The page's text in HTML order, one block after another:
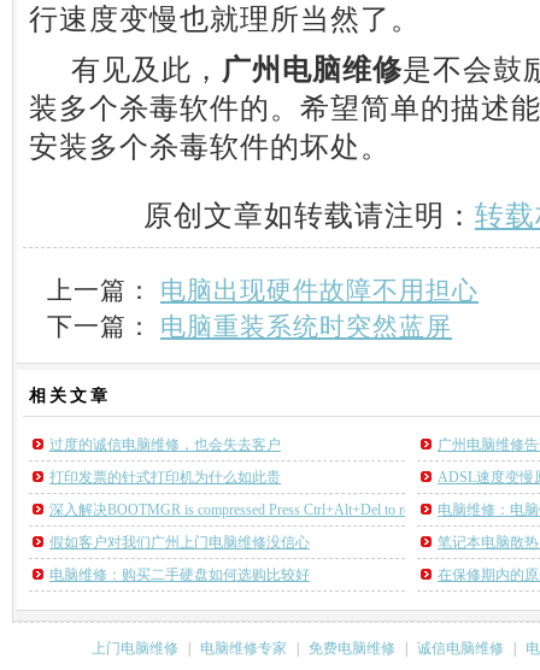
行速度变慢也就理所当然了。
有见及此， 广州电脑维修是不会鼓
装多个杀毒软件的。希望简单的描述
安装多个杀毒软件的坏处。
原创文章如转载请注明： 转
上一篇： 电脑出现硬件故障不用担心
下一篇： 电脑重装系统时突然蓝屏
相关 文章
过度的诚信电脑维修，也会失去客户
广州电脑维修
打印发票的针式打印机为什么如此贵
ADSL速度变慢
深入解决BOOTMGR is compressed Press Ctrl+Alt+Del to restart 电脑维修：电
假如客户对我们广州上门电脑维修没信心
笔记本电脑散
电脑维修：购买二手硬盘如何选购比较好
在保修期内的
上门电脑维修 电脑维修专家 免费电脑维修 诚信电脑维修